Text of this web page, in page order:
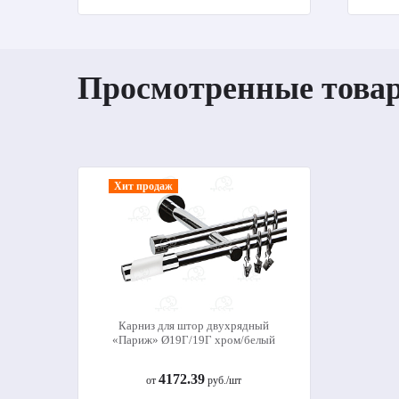
Просмотренные
Хит продаж
Карниз для штор двухрядный
«Париж» Ø19Г/19Г хром/белый
от4172.39 руб./шт